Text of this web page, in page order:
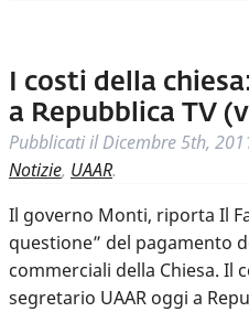
I costi della
a Repubblica TV
Pubblicati ilDicembre 5th,
Notizie, UAAR.
Il governo Monti, riporta Il
questione” del pagamento
commerciali della Chiesa. Il
segretario UAAR oggi a